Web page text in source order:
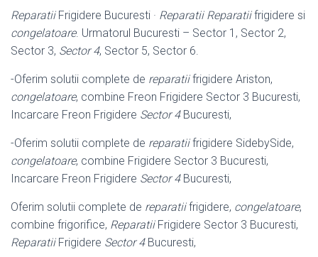
ReparatiiFrigidere Bucuresti · Reparatii Reparatiifrigidere si
congelatoare. Urmatorul Bucuresti – Sector 1, Sector 2,
Sector 3, Sector 4, Sector 5, Sector 6.
-Oferim solutii complete de reparatiifrigidere Ariston,
congelatoare, combine Freon Frigidere Sector 3 Bucuresti,
Incarcare Freon Frigidere Sector 4Bucuresti,
-Oferim solutii complete de reparatiifrigidere SidebySide,
congelatoare, combine Frigidere Sector 3 Bucuresti,
Incarcare Freon Frigidere Sector 4Bucuresti,
Oferim solutii complete de reparatiifrigidere, congelatoare,
combine frigorifice, ReparatiiFrigidere Sector 3 Bucuresti,
ReparatiiFrigidere Sector 4Bucuresti,